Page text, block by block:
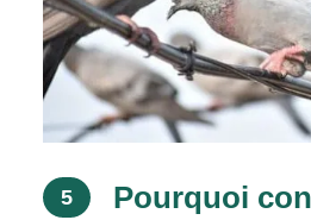
5
Pourquoi